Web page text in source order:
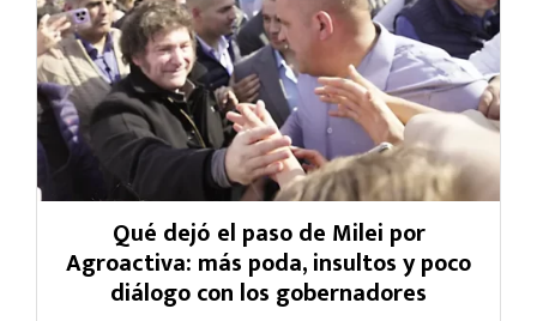
Qué dejó el paso de Milei por
Agroactiva: más poda, insultos y poco
diálogo con los gobernadores